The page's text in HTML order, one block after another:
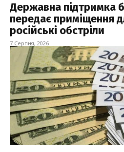
Державна підтримка
передає приміщення
російські обстріли
7 Серпня, 2026